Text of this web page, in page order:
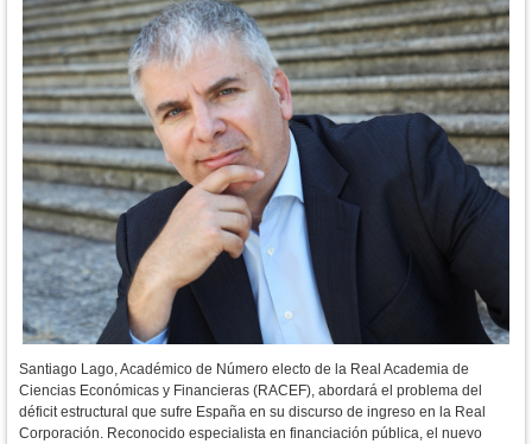
Santiago Lago, Académico de Número electo de la Real Academia de
Ciencias Económicas y Financieras (RACEF), abordará el problema del
déficit estructural que sufre España en su discurso de ingreso en la Real
Corporación. Reconocido especialista en financiación pública, el nuevo